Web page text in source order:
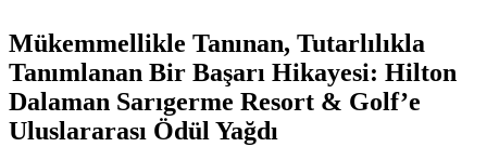
Mükemmellikle Tanınan, Tutarlılıkla
Tanımlanan Bir Başarı Hikayesi: Hilton
Dalaman Sarıgerme Resort & Golf’e
Uluslararası Ödül Yağdı